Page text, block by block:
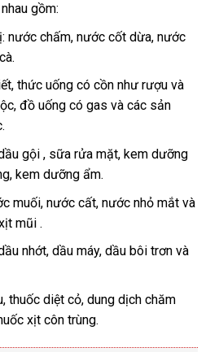
gồm:
nước chấm, nước cốt dừa, nước
thức uống có cồn như rượu và
đồ uống có gas và các sản
gội , sữa rửa mặt, kem dưỡng
kem dưỡng ẩm.
muối, nước cất, nước nhỏ mắt và
mũi .
nhớt, dầu máy, dầu bôi trơn và
thuốc diệt cỏ, dung dịch chăm
xịt côn trùng.